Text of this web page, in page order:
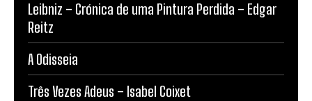
Leibniz – Crónica de uma Pintura Perdida – Edgar
Reitz
A Odisseia
Três Vezes Adeus – Isabel Coixet